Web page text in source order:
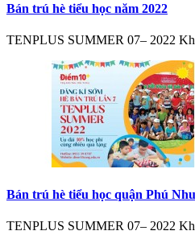
Bán trú hè tiểu học năm 2022
TENPLUS SUMMER 07– 2022
Bán trú hè tiểu học quận Phú
TENPLUS SUMMER 07– 2022